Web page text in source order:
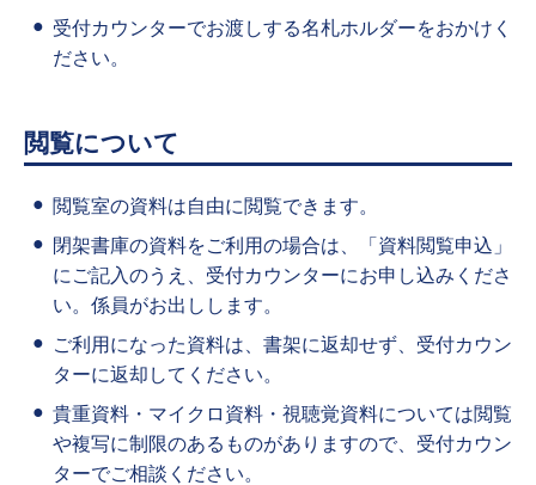
受付カウンターでお渡しする名札ホルダーをおかけく
ださい。
閲覧について
閲覧室の資料は自由に閲覧できます。
閉架書庫の資料をご利用の場合は、「資料閲覧申込」
にご記入のうえ、受付カウンターにお申し込みくださ
い。係員がお出しします。
ご利用になった資料は、書架に返却せず、受付カウン
ターに返却してください。
貴重資料・マイクロ資料・視聴覚資料については閲覧
や複写に制限のあるものがありますので、受付カウン
ターでご相談ください。